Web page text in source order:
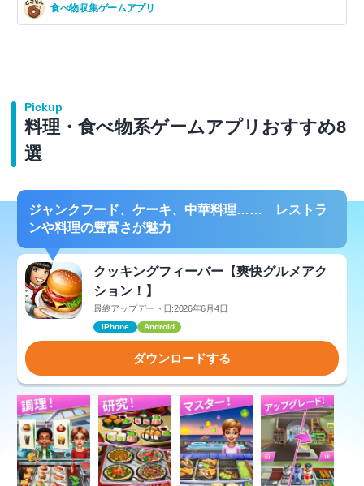
食べ物収集ゲームアプリ
Pickup
料理・食べ物系ゲームアプリおすすめ8
選
ジャンクフード、ケーキ、中華料理…… レストラ
ンや料理の豊富さが魅力
クッキングフィーバー【爽快グルメアク
ション！】
最終アップデート日:2026年6月4日
iPhone Android
ダウンロードする